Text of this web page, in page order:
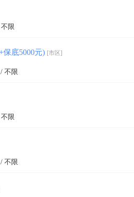
限
底5000元) [市区]
不限
限
不限